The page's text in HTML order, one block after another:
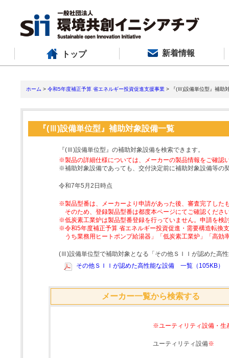
トップ 新着情報
ホーム > 令和5年度補正予算 省エネルギー投資促進支援事業 > 『(Ⅲ)設備単位型』補助
『(Ⅲ)設備単位型』補助対象設備一覧
『(Ⅲ)設備単位型』の補助対象設備を検索できます。
※製品の詳細仕様については、メーカーの製品情報をご確認
※補助対象設備であっても、交付決定前に補助対象設備等の
令和7年5月2日時点
※製品型番は、メーカーより申請があった後、審査完了した
そのため、登録製品型番は都度本ページにてご確認くださ
※低炭素工業炉は製品型番登録を行っていません。申請を検
※令和5年度補正予算 省エネルギー投資促進・需要構造転換
うち業務用ヒートポンプ給湯器」「低炭素工業炉」「高
(Ⅲ)設備単位型で補助対象となる「その他ＳＩＩが認めた高
その他ＳＩＩが認めた高性能な設備 一覧（105KB）
メーカー一覧から検索する
※ユーティリティ設備・生
ユーティリティ設備※